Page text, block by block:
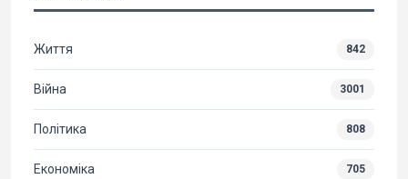
Життя 842
Війна 3001
Політика 808
Економіка 705